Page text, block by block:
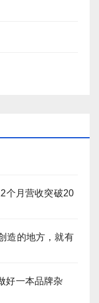
个月营收突破20
造的地方，就有
好一本品牌杂